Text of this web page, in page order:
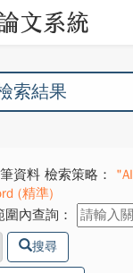
索結果
筆資料 檢索策略：
"AI
(精準)
內查詢：
搜尋